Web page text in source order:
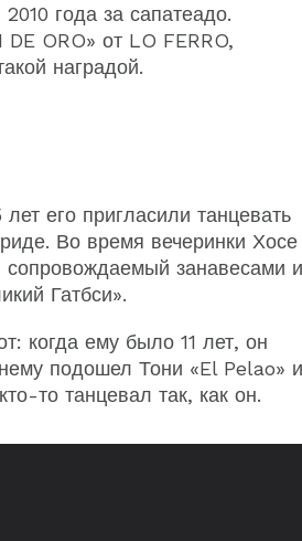
года за сапатеадо.
ORO» от LO FERRO,
наградой.
его пригласили танцевать
Во время вечеринки Хосе
занавесами
Гатбси».
когда ему было 11 лет, он
подошел Тони «El Pelao» и
то танцевал так, как он.